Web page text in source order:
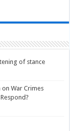
of stance
War Crimes